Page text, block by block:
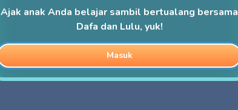
Ajak anak Anda belajar sambil bertualang bersama
Dafa dan Lulu, yuk!
Masuk